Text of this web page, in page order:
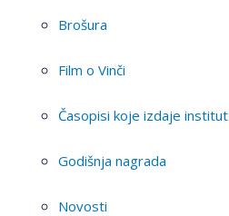
Brošura
Film o Vinči
Časopisi koje izdaje institut
Godišnja nagrada
Novosti